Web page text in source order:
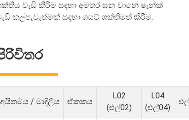
වැඩි කිරීම සඳහා අමතර ඝන වානේ ෂැන්ක්
කල්පැවැත්මක් සඳහා ගසට් ශක්තිමත් කිරීම.
අයිතමය / මාදිලිය ඒකකය
L02
(එල්02)
L04
(එල්04)